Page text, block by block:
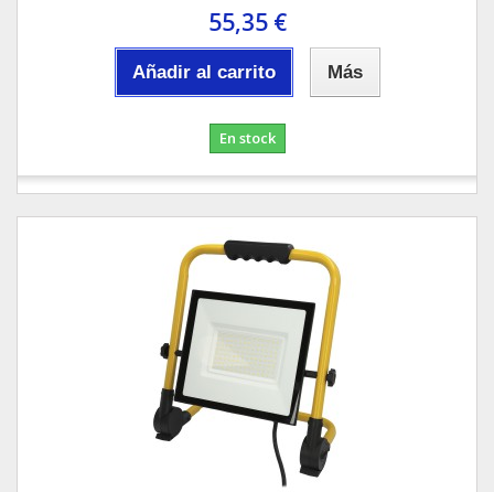
55,35 €
Añadir al carrito Más
En stock